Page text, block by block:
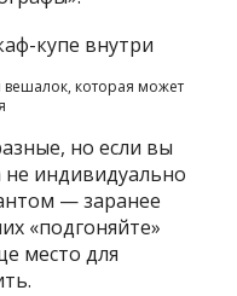
которая может
но если вы
не индивидуально
— заранее
«подгоняйте»
место для